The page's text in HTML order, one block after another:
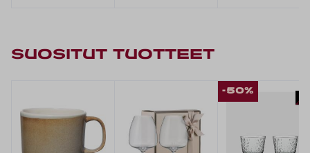
SUOSITUT TUOTTEET
-50%